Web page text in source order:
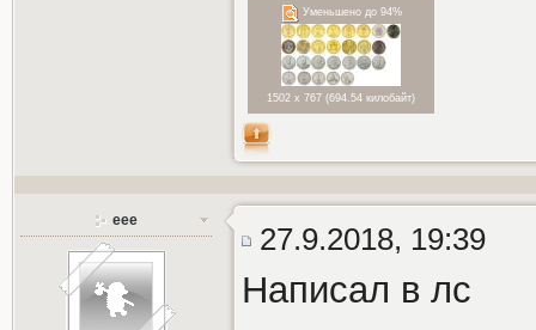
Уменьшено до 94%
1502 x 767 (694.54 килобайт)
еее
27.9.2018, 19:39
Написал в лс